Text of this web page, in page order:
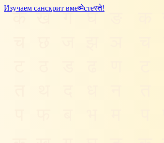
Изучаем санскрит вмеव्मेстеस्ते!